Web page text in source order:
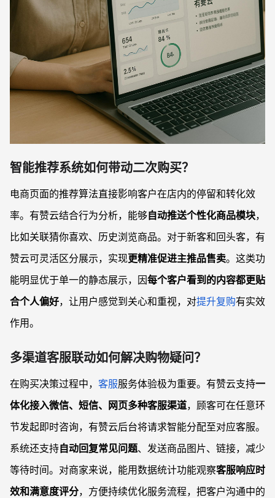
智能推荐系统如何带动二次购买？
电商页面的推荐算法直接影响客户在店内的停留和转化效
率。有赞云结合行为分析，能够自动推送个性化商品模块，
比如关联猜你喜欢、历史浏览商品。对于新客和回头客，有
赞云可灵活区分展示，实现更精准促进主推品售卖。这类功
能明显优于单一的静态展示，因每个客户看到的内容都更贴
合个人偏好，让用户感觉到关心和重视，对提升复购有实效
作用。
多渠道客服联动如何解决购物疑问？
在购买决策过程中， 客服服务体验极为重要。有赞云支持一
体化接入微信、短信、网页多种客服渠道，顾客可在任意环
节发起即时咨询，有赞云后台将请求智能分配至对应客服。
系统还支持自动回复常见问题、发送商品图片、链接，减少
等待时间。对商家来说，能用数据统计功能观察客服响应时
效和满意度评分，方便持续优化服务流程，把客户沟通中的